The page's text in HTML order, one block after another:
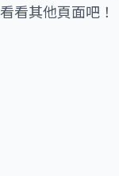
看看其他頁面吧！